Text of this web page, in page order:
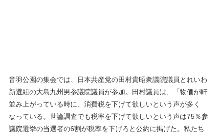
音羽公園の集会では、日本共産党の田村貴昭衆議院議員とれいわ
新選組の大島九州男参議院議員が参加。田村議員は、「物価が軒
並み上がっている時に、消費税を下げて欲しいという声が多く
なっている。世論調査でも税率を下げて欲しいという声は75％参
議院選挙の当選者の6割が税率を下げろと公約に掲げた。私たち